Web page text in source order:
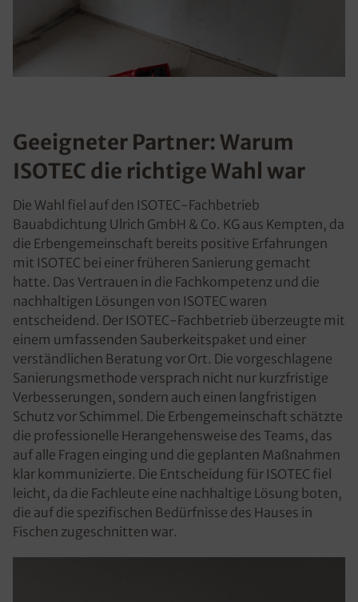
Geeigneter Partner: Warum
ISOTEC die richtige Wahl war
Die Wahl fiel auf den ISOTEC-Fachbetrieb
Bauabdichtung Ulrich GmbH & Co. KG aus Kempten, da
die Erbengemeinschaft bereits positive Erfahrungen
mit ISOTEC bei einer früheren Sanierung gemacht
hatte. Das Vertrauen in die Fachkompetenz und die
nachhaltigen Lösungen von ISOTEC waren
entscheidend. Der ISOTEC-Fachbetrieb überzeugte mit
einem umfassenden Sauberkeitspaket und einer
verständlichen Beratung vor Ort. Die vorgeschlagene
Sanierungsmethode versprach nicht nur kurzfristige
Verbesserungen, sondern auch einen langfristigen
Schutz vor Schimmel. Die Erbengemeinschaft schätzte
die professionelle Herangehensweise des Teams, das
auf alle Fragen einging und die geplanten Maßnahmen
klar kommunizierte. Die Entscheidung für ISOTEC fiel
leicht, da die Fachleute eine nachhaltige Lösung boten,
die auf die spezifischen Bedürfnisse des Hauses in
Fischen zugeschnitten war.